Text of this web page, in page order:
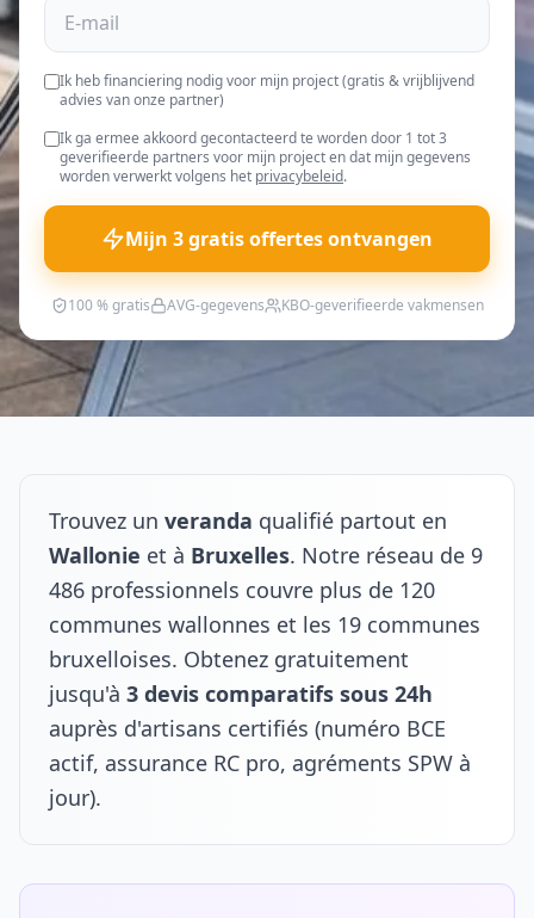
Ik heb financiering nodig voor mijn project (gratis & vrijblijvend
advies van onze partner)
Ik ga ermee akkoord gecontacteerd te worden door 1 tot 3
geverifieerde partners voor mijn project en dat mijn gegevens
worden verwerkt volgens het privacybeleid.
Mijn 3 gratis offertes ontvangen
100 % gratis AVG-gegevens KBO-geverifieerde vakmensen
Trouvez un veranda qualifié partout en
Wallonie et à Bruxelles. Notre réseau de 9
486 professionnels couvre plus de 120
communes wallonnes et les 19 communes
bruxelloises. Obtenez gratuitement
jusqu'à 3 devis comparatifs sous 24h
auprès d'artisans certifiés (numéro BCE
actif, assurance RC pro, agréments SPW à
jour).